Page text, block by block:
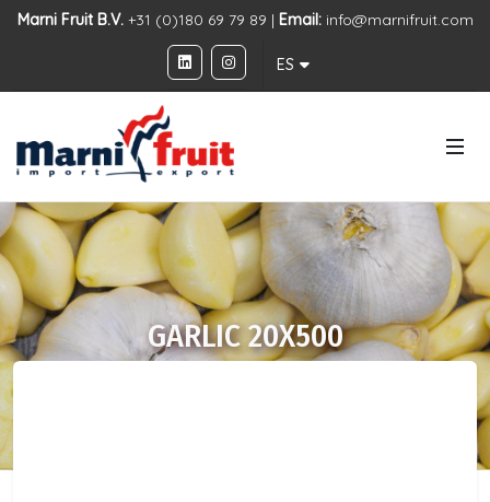
Marni Fruit B.V.+31 (0)180 69 79 89 | Email: info@marnifruit.com
ES
GARLIC 20X500